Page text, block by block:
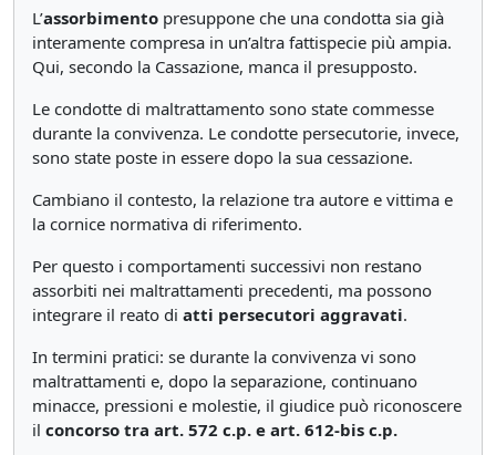
L’assorbimento presuppone che una condotta sia già
interamente compresa in un’altra fattispecie più ampia.
Qui, secondo la Cassazione, manca il presupposto.
Le condotte di maltrattamento sono state commesse
durante la convivenza. Le condotte persecutorie, invece,
sono state poste in essere dopo la sua cessazione.
Cambiano il contesto, la relazione tra autore e vittima e
la cornice normativa di riferimento.
Per questo i comportamenti successivi non restano
assorbiti nei maltrattamenti precedenti, ma possono
integrare il reato di atti persecutori aggravati.
In termini pratici: se durante la convivenza vi sono
maltrattamenti e, dopo la separazione, continuano
minacce, pressioni e molestie, il giudice può riconoscere
il concorso tra art. 572 c.p. e art. 612-bis c.p.